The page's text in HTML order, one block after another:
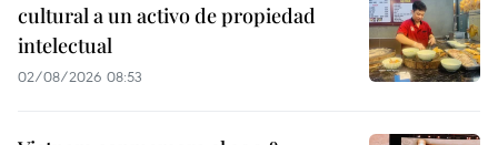
cultural a un activo de propiedad
intelectual
02/08/2026 08:53